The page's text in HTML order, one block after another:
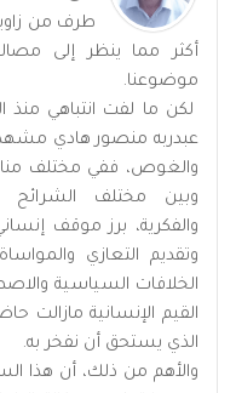
طرف من
أكثر مما ينظر إلى
موضوعنا.
لكن ما لفت انتباهي منذ
عبدربه منصور هادي
والغوص، ففي مختلف
وبين مختلف الشرائح
والفكرية، برز موقف
وتقديم التعازي
الخلافات السياسية
القيم الإنسانية
الذي يستحق أن نفخر به.
والأهم من ذلك، أن هذا